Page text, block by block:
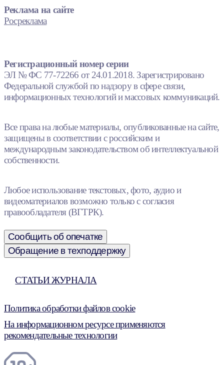
Реклама на сайте
Росреклама
Регистрационный номер серии
ЭЛ № ФС 77-72266 от 24.01.2018. Зарегистрировано
Федеральной службой по надзору в сфере связи,
информационных технологий и массовых коммуникаций.
Все права на любые материалы, опубликованные на сайте,
защищены в соответствии с российским и
международным законодательством об интеллектуальной
собственности.
Любое использование текстовых, фото, аудио и
видеоматериалов возможно только с согласия
правообладателя (ВГТРК).
Сообщить об опечатке
Обращение в техподдержку
СТАТЬИ ЖУРНАЛА
Политика обработки файлов cookie
На информационном ресурсе применяются
рекомендательные технологии